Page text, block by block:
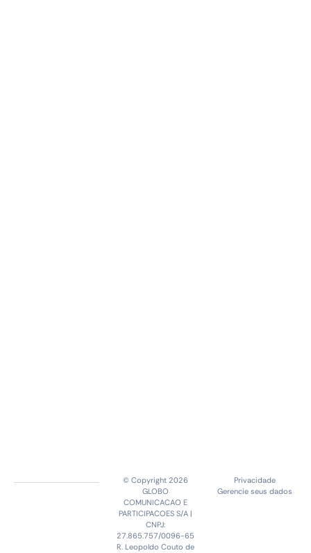
© Copyright 2026
GLOBO
COMUNICACAO E
PARTICIPACOES S/A |
CNPJ:
27.865.757/0096-65
R. Leopoldo Couto de
Privacidade
Gerencie seus dados